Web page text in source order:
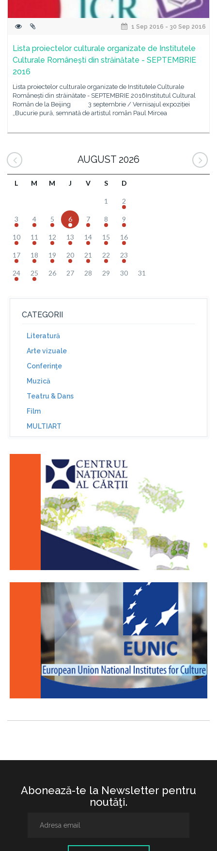
1 Sep 2016 - 30 Sep 2016
Lista proiectelor culturale organizate de Institutele
Culturale Românești din străinătate - SEPTEMBRIE
2016
Lista proiectelor culturale organizate de Institutele Culturale
Românești din străinătate - SEPTEMBRIE 2016Institutul Cultural
Român de la Beijing 3 septembrie / Vernisajul expoziției
„Bucurie pură, semnată de artistul român Paul Mircea
AUGUST 2026
L M M J V S D
1 2
3 4 5 6 7 8 9
10 11 12 13 14 15 16
17 18 19 20 21 22 23
24 25 26 27 28 29 30 31
CATEGORII
Literatură
Arte vizuale
Conferinţe
Muzică
Teatru & Dans
Film
MULTIART
Abonează-te la Newsletter pentru
noutăţi.